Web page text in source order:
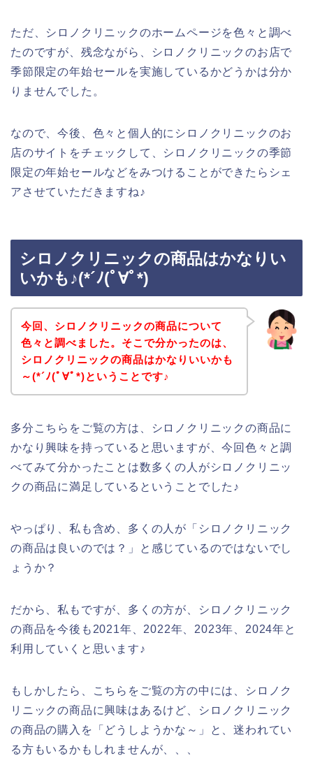
ただ、シロノクリニックのホームページを色々と調べ
たのですが、残念ながら、シロノクリニックのお店で
季節限定の年始セールを実施しているかどうかは分か
りませんでした。
なので、今後、色々と個人的にシロノクリニックのお
店のサイトをチェックして、シロノクリニックの季節
限定の年始セールなどをみつけることができたらシェ
アさせていただきますね♪
シロノクリニックの商品はかなりい
いかも♪(*´ﾉ(ﾟ∀ﾟ*)
今回、シロノクリニックの商品について
色々と調べました。そこで分かったのは、
シロノクリニックの商品はかなりいいかも
～(*´ﾉ(ﾟ∀ﾟ*)ということです♪
多分こちらをご覧の方は、シロノクリニックの商品に
かなり興味を持っていると思いますが、今回色々と調
べてみて分かったことは数多くの人がシロノクリニッ
クの商品に満足しているということでした♪
やっぱり、私も含め、多くの人が「シロノクリニック
の商品は良いのでは？」と感じているのではないでし
ょうか？
だから、私もですが、多くの方が、シロノクリニック
の商品を今後も2021年、2022年、2023年、2024年と
利用していくと思います♪
もしかしたら、こちらをご覧の方の中には、シロノク
リニックの商品に興味はあるけど、シロノクリニック
の商品の購入を「どうしようかな～」と、迷われてい
る方もいるかもしれませんが、、、